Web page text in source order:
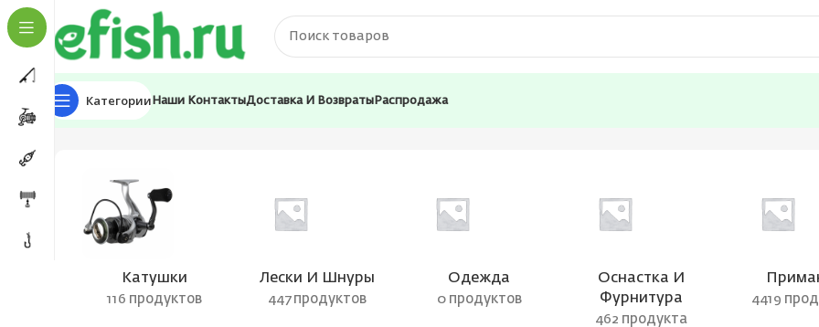
Категории Наши КонтактыДоставка И Возвраты Распродажа
Главная Товар Цвет воблера
Катушки
116 продуктов
Лески И Шнуры
447 продуктов
Одежда
0 продуктов
Оснастка И
Фурнитура
462 продукта
4419